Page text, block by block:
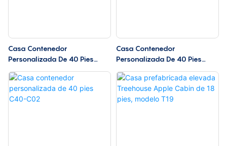
Casa Contenedor
Personalizada De 40 Pies
C40-C04
Casa Contenedor
Personalizada De 40 Pies
C40-C03